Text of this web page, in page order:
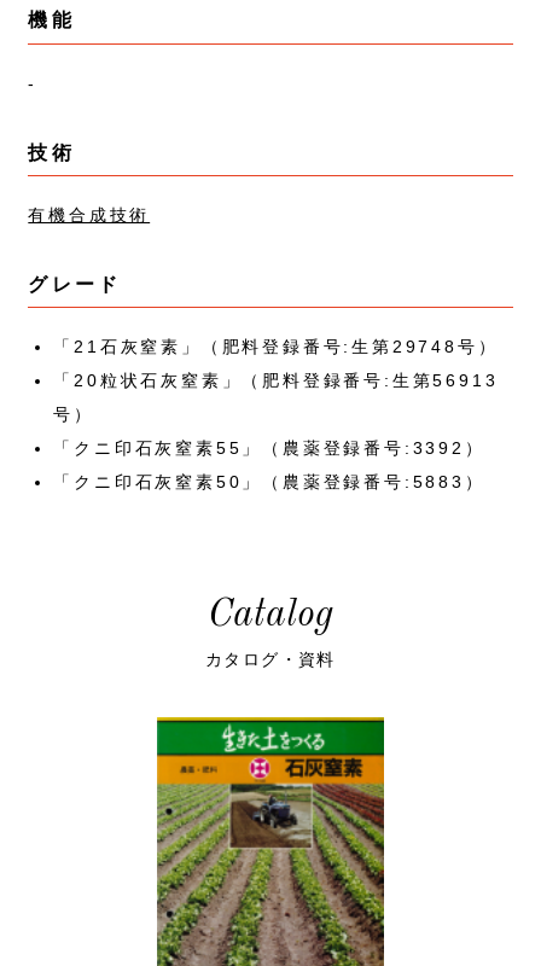
機能
-
技術
有機合成技術
グレード
「21石灰窒素」（肥料登録番号:生第29748号）
「20粒状石灰窒素」（肥料登録番号:生第56913
号）
「クニ印石灰窒素55」（農薬登録番号:3392）
「クニ印石灰窒素50」（農薬登録番号:5883）
Catalog
カタログ・資料